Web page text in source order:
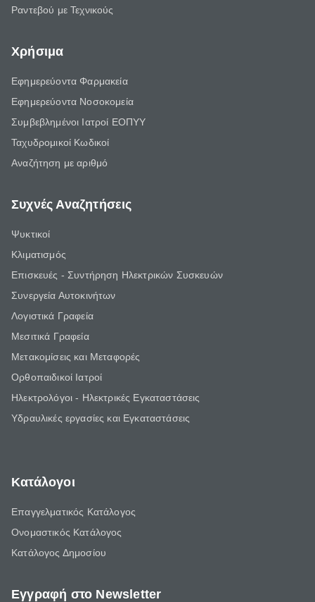
Ραντεβού με Τεχνικούς
Χρήσιμα
Εφημερεύοντα Φαρμακεία
Εφημερεύοντα Νοσοκομεία
Συμβεβλημένοι Ιατροί ΕΟΠΥΥ
Ταχυδρομικοί Κωδικοί
Αναζήτηση με αριθμό
Συχνές Αναζητήσεις
Ψυκτικοί
Κλιματισμός
Επισκευές - Συντήρηση Ηλεκτρικών Συσκευών
Συνεργεία Αυτοκινήτων
Λογιστικά Γραφεία
Μεσιτικά Γραφεία
Μετακομίσεις και Μεταφορές
Ορθοπαιδικοί Ιατροί
Ηλεκτρολόγοι - Ηλεκτρικές Εγκαταστάσεις
Υδραυλικές εργασίες και Εγκαταστάσεις
Κατάλογοι
Επαγγελματικός Κατάλογος
Ονομαστικός Κατάλογος
Κατάλογος Δημοσίου
Εγγραφή στο Newsletter